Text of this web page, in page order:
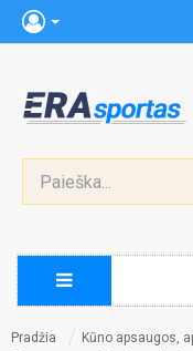
Pradžia Kūno apsaugos,